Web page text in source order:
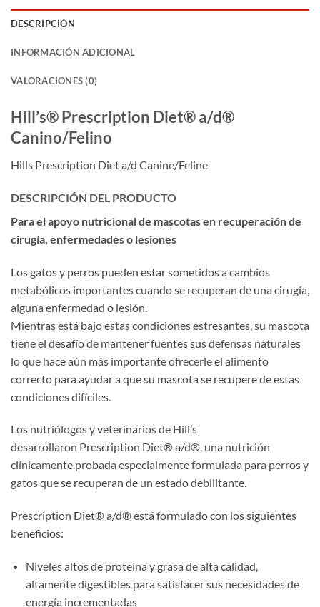
DESCRIPCIÓN
INFORMACIÓN ADICIONAL
VALORACIONES (0)
Hill’s® Prescription Diet® a/d®
Canino/Felino
Hills Prescription Diet a/d Canine/Feline
DESCRIPCIÓN DEL PRODUCTO
Para el apoyo nutricional de mascotas en recuperación de
cirugía, enfermedades o lesiones
Los gatos y perros pueden estar sometidos a cambios
metabólicos importantes cuando se recuperan de una cirugía,
alguna enfermedad o lesión.
Mientras está bajo estas condiciones estresantes, su mascota
tiene el desafío de mantener fuentes sus defensas naturales
lo que hace aún más importante ofrecerle el alimento
correcto para ayudar a que su mascota se recupere de estas
condiciones difíciles.
Los nutriólogos y veterinarios de Hill’s
desarrollaron Prescription Diet® a/d®, una nutrición
clínicamente probada especialmente formulada para perros y
gatos que se recuperan de un estado debilitante.
Prescription Diet® a/d® está formulado con los siguientes
beneficios:
Niveles altos de proteína y grasa de alta calidad,
altamente digestibles para satisfacer sus necesidades de
energía incrementadas